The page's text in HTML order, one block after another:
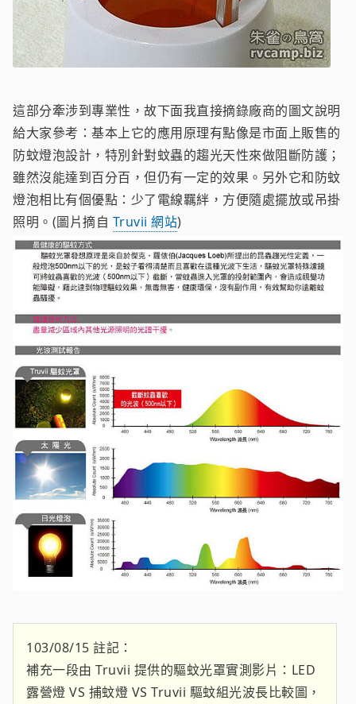
這部分牽涉到專業性，故下面我直接摘錄廠商的圖文說明
給大家參考：基本上它的應用原理有點像是市面上販售的
防蚊燈泡設計，特別針對蚊蟲的趨光天性來做阻斷防護；
雖然沒能達到百分百，但仍有一定的效果。另外它和防蚊
燈泡相比有個優點：少了電線羈絆，方便隨處擺放或吊掛
照明。(圖片摘自 Truvii 網站)
103/08/15 註記：
補充一段由 Truvii 提供的驅蚊光罩實測影片：LED
露營燈 VS 捕蚊燈 VS Truvii 驅蚊組光波長比較圖，